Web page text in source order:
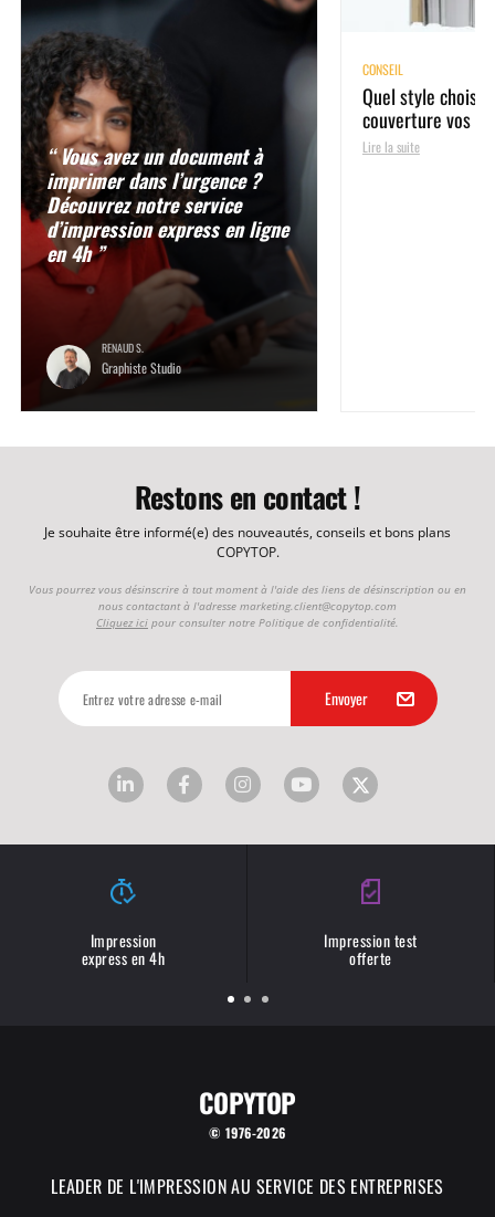
“ Vous avez un document à
imprimer dans l’urgence ?
Découvrez notre service
d’impression express en ligne
en 4h ”
RENAUD S.
Graphiste Studio
CONSEIL
Quel style choisir
couverture vos
Lire la suite
Restons en contact !
Je souhaite être informé(e) des nouveautés, conseils et bons plans
COPYTOP.
Vous pourrez vous désinscrire à tout moment à l'aide des liens de désinscription ou en
nous contactant à l'adresse marketing.client@copytop.com
Cliquez ici pour consulter notre Politique de confidentialité.
Impression
express en 4h
Impression test
offerte
COPYTOP
© 1976-2026
LEADER DE L'IMPRESSION AU SERVICE DES ENTREPRISES